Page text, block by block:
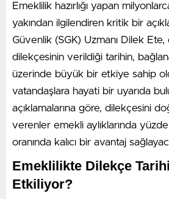
Görüşmelerin olumlu bir eksende
takas paketinde yer alan Cengiz
maaşı transferin önündeki en
duruyor. Alanyaspor cephesinin
ödeyebileceği maksimum yıllık
olduğu ifade edilirken, Cengiz
yıllık 3.6 milyon euro kazanıyor
tıkanmasına yol açtı.
İki kulüp arasında maaş krizini
Emeklilik hazırlığı yapan
yakından ilgilendiren kritik bir
Güvenlik (SGK) Uzmanı Dilek Ete,
dilekçesinin verildiği tarihin,
üzerinde büyük bir etkiye sahip
vatandaşlara hayati bir uyarıda
açıklamalarına göre, dilekçesini
verenler emekli aylıklarında
oranında kalıcı bir avantaj
Emeklilikte Dilekçe
Etkiliyor?